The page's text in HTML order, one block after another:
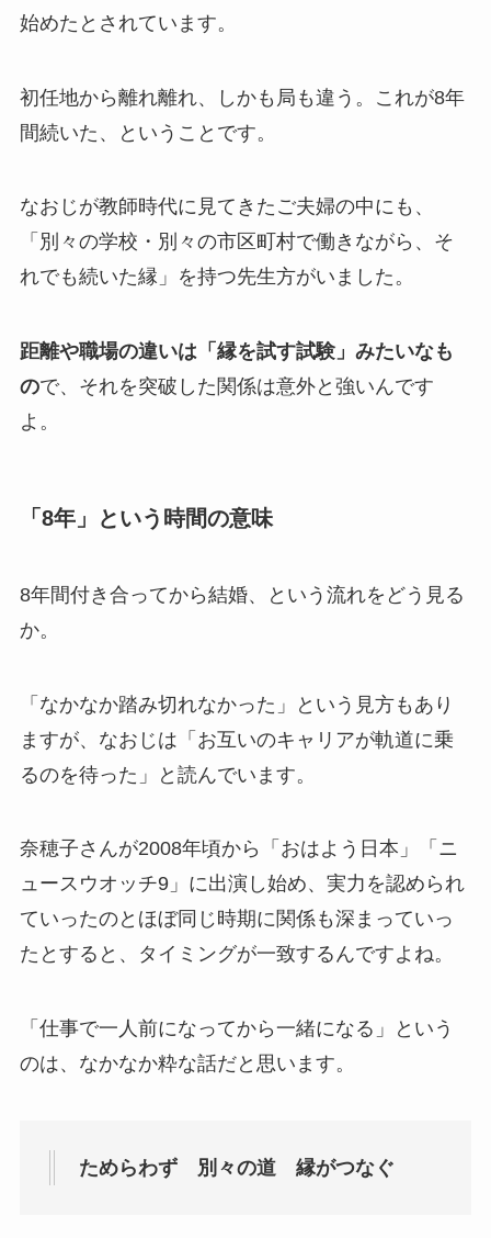
始めたとされています。
初任地から離れ離れ、しかも局も違う。これが8年
間続いた、ということです。
なおじが教師時代に見てきたご夫婦の中にも、
「別々の学校・別々の市区町村で働きながら、そ
れでも続いた縁」を持つ先生方がいました。
距離や職場の違いは「縁を試す試験」みたいなも
ので、それを突破した関係は意外と強いんです
よ。
「8年」という時間の意味
8年間付き合ってから結婚、という流れをどう見る
か。
「なかなか踏み切れなかった」という見方もあり
ますが、なおじは「お互いのキャリアが軌道に乗
るのを待った」と読んでいます。
奈穂子さんが2008年頃から「おはよう日本」「ニ
ュースウオッチ9」に出演し始め、実力を認められ
ていったのとほぼ同じ時期に関係も深まっていっ
たとすると、タイミングが一致するんですよね。
「仕事で一人前になってから一緒になる」という
のは、なかなか粋な話だと思います。
ためらわず 別々の道 縁がつなぐ